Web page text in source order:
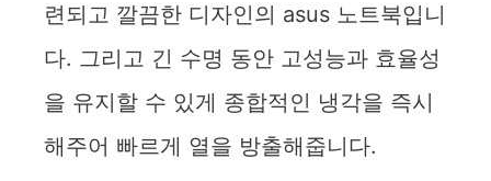
련되고 깔끔한 디자인의 asus 노트북입니
다. 그리고 긴 수명 동안 고성능과 효율성
을 유지할 수 있게 종합적인 냉각을 즉시
해주어 빠르게 열을 방출해줍니다.